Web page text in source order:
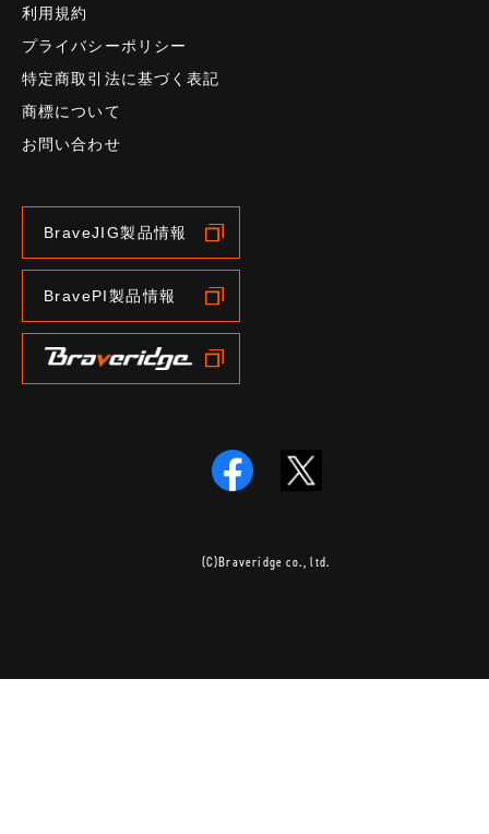
利用規約
プライバシーポリシー
特定商取引法に基づく表記
商標について
お問い合わせ
BraveJIG製品情報
BravePI製品情報
(C)Braveridge co., ltd.